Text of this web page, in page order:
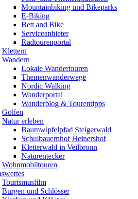
Mountainbiking und Bikeparks
E-Biking
Bett and Bike
Serviceanbieter
Radtourenportal
Klettern
Wandern
Lokale Wandertouren
Themenwanderwege
Nordic Walking
Wanderportal
Wanderblog & Tourentipps
Golfen
Natur erleben
Baumwipfelpfad Steigerwald
Schulbauernhof Heinershof
Kletterwald in Veilbronn
Naturentecker
Wohnmobiltouren
Tourismusfilm
Burgen und Schlösser